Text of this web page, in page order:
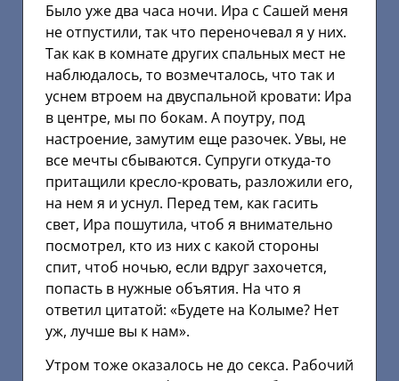
Было уже два часа ночи. Ира с Сашей меня
не отпустили, так что переночевал я у них.
Так как в комнате других спальных мест не
наблюдалось, то возмечталось, что так и
уснем втроем на двуспальной кровати: Ира
в центре, мы по бокам. А поутру, под
настроение, замутим еще разочек. Увы, не
все мечты сбываются. Супруги откуда-то
притащили кресло-кровать, разложили его,
на нем я и уснул. Перед тем, как гасить
свет, Ира пошутила, чтоб я внимательно
посмотрел, кто из них с какой стороны
спит, чтоб ночью, если вдруг захочется,
попасть в нужные объятия. На что я
ответил цитатой: «Будете на Колыме? Нет
уж, лучше вы к нам».
Утром тоже оказалось не до секса. Рабочий